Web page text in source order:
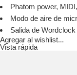
Phatom power,
Modo de aire de
Salida de Wordclock
Agregar al wishlist...
Vista rápida